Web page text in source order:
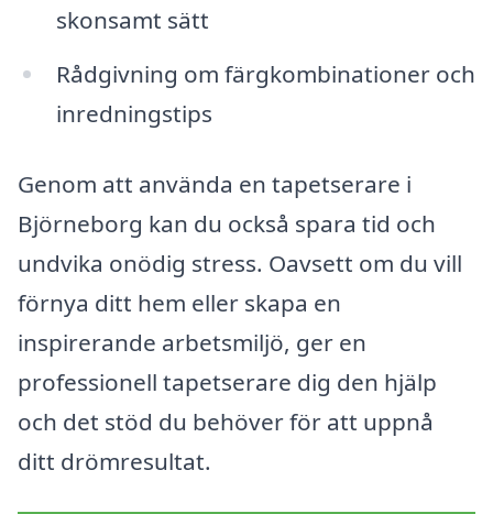
skonsamt sätt
Rådgivning om färgkombinationer och
inredningstips
Genom att använda en tapetserare i
Björneborg kan du också spara tid och
undvika onödig stress. Oavsett om du vill
förnya ditt hem eller skapa en
inspirerande arbetsmiljö, ger en
professionell tapetserare dig den hjälp
och det stöd du behöver för att uppnå
ditt drömresultat.